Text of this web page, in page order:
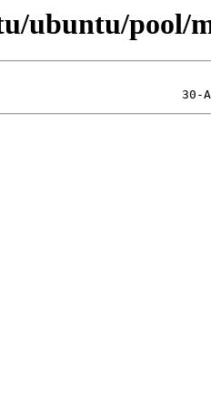
ubuntu/pool/